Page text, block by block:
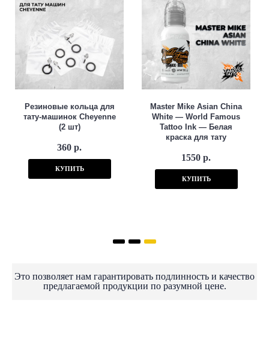
Резиновые кольца для
тату-машинок Cheyenne
(2 шт)
360 р.
КУПИТЬ
Master Mike Asian China
White — World Famous
Tattoo Ink — Белая
краска для тату
1550 р.
КУПИТЬ
Это позволяет нам гарантировать подлинность и качество
предлагаемой продукции по разумной цене.